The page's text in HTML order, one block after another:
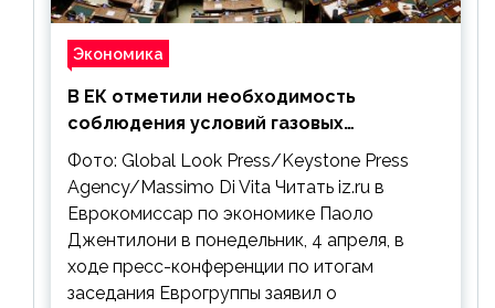
Экономика
В ЕК отметили необходимость
соблюдения условий газовых
контрактов с РФ
Фото: Global Look Press/Keystone Press
Agency/Massimo Di Vita Читать iz.ru в
Еврокомиссар по экономике Паоло
Джентилони в понедельник, 4 апреля, в
ходе пресс-конференции по итогам
заседания Еврогруппы заявил о